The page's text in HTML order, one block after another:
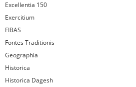
Excellentia 150
Exercitium
FIBAS
Fontes Traditionis
Geographia
Historica
Historica Dagesh